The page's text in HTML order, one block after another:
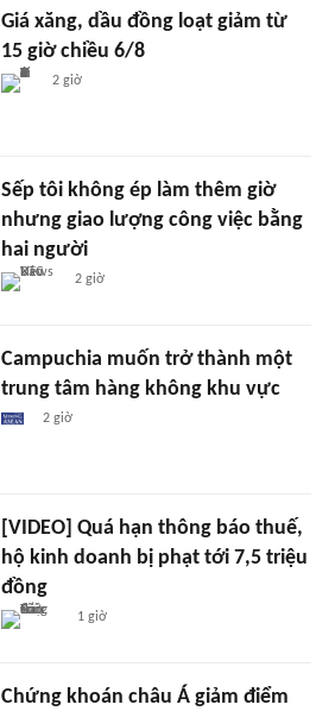
Giá xăng, dầu đồng loạt giảm từ
15 giờ chiều 6/8
2 giờ
Sếp tôi không ép làm thêm giờ
nhưng giao lượng công việc bằng
hai người
2 giờ
Campuchia muốn trở thành một
trung tâm hàng không khu vực
2 giờ
[VIDEO] Quá hạn thông báo thuế,
hộ kinh doanh bị phạt tới 7,5 triệu
đồng
1 giờ
Chứng khoán châu Á giảm điểm